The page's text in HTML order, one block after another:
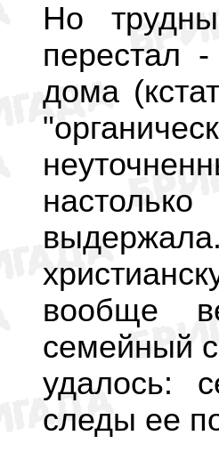
Но
перестал
дома
вообще
семейный
удалось:
следы ее